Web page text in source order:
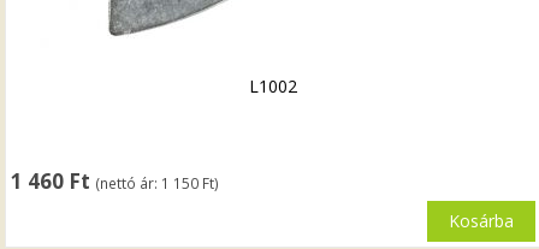
1 460 Ft (nettó ár: 1 150 Ft)
L1002
Kosárba